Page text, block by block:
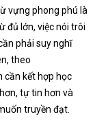
vựng phong phú là
đủ lớn, việc nói trôi
phải suy nghĩ
theo
cần kết hợp học
tự tin hơn và
truyền đạt.